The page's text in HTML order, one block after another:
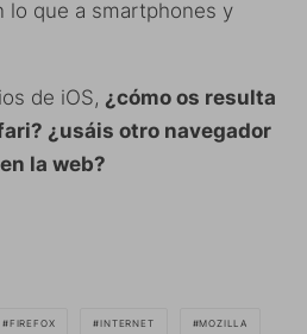
lo que a smartphones y
de iOS, ¿cómo os resulta
¿usáis otro navegador
la web?
FIREFOX INTERNET MOZILLA